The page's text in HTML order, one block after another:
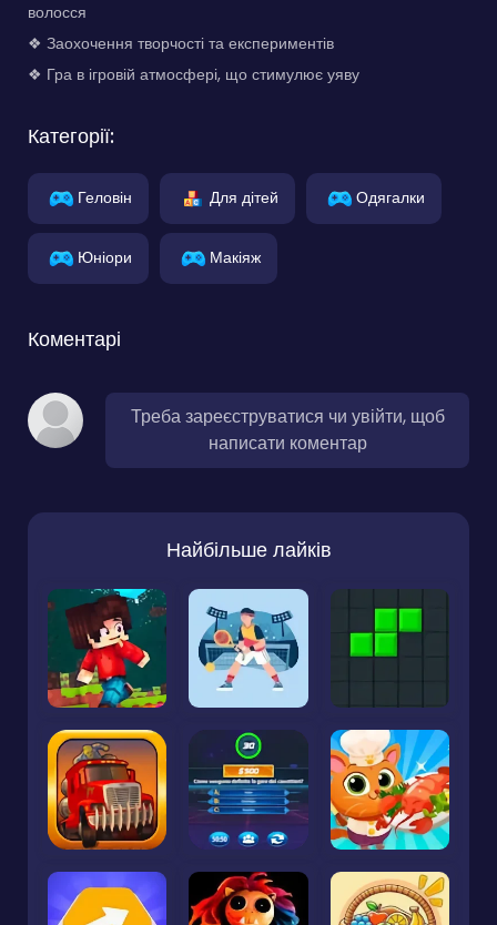
волосся
❖ Заохочення творчості та експериментів
❖ Гра в ігровій атмосфері, що стимулює уяву
Категорії:
Геловін Для дітей Одягалки
Юніори Макіяж
Коментарі
Треба зареєструватися чи увійти, щоб
написати коментар
Найбільше лайків